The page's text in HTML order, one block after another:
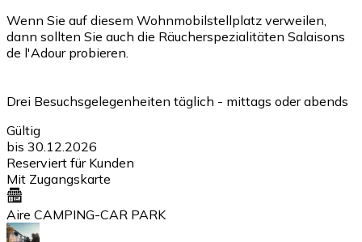
Wenn Sie auf diesem Wohnmobilstellplatz verweilen,
dann sollten Sie auch die Räucherspezialitäten Salaisons
de l'Adour probieren.
Drei Besuchsgelegenheiten täglich - mittags oder abends
Gültig
bis 30.12.2026
Reserviert für Kunden
Mit Zugangskarte
Aire CAMPING-CAR PARK